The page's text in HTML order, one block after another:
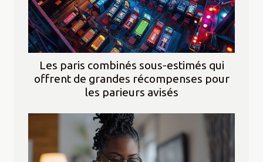
Les paris combinés sous-estimés qui
offrent de grandes récompenses pour
les parieurs avisés